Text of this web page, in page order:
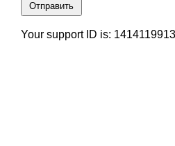
Отправить
Your support ID is: